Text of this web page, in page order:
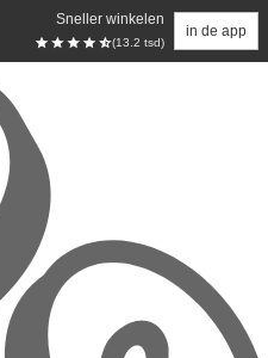
Sneller winkelen
(13.2 tsd)
in de app